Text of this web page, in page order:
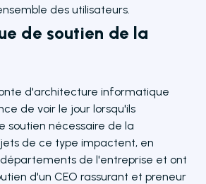
des utilisateurs.
de soutien de la
d'architecture informatique
de voir le jour lorsqu'ils
soutien nécessaire de la
de ce type impactent, en
de l'entreprise et ont
d'un CEO rassurant et preneur